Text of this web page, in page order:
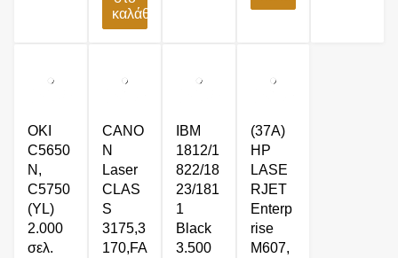
καλάθι
OKI
C5650
N,
C5750
(YL)
2.000
σελ.
CANO
N
Laser
CLAS
S
3175,3
170,FA
IBM
1812/1
822/18
23/181
1
Black
3.500
(37A)
HP
LASE
RJET
Enterp
rise
M607,